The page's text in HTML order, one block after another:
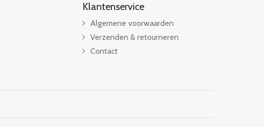
Klantenservice
Algemene voorwaarden
Verzenden & retourneren
Contact